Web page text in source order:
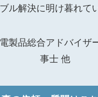
ル解決に明け暮れて
製品総合アドバイザ
事士 他